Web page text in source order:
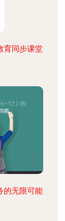
育同步课堂
的无限可能